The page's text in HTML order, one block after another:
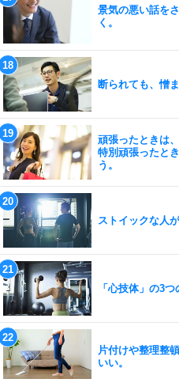
景気の悪い話を
く。
断られても、憎
頑張ったときは
特別頑張ったと
う。
ストイックな人
「心技体」の3
片付けや整理整
いい。